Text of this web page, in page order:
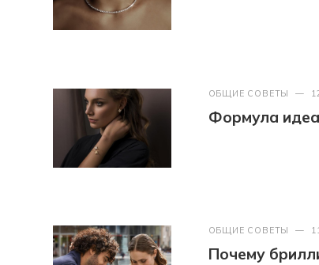
ОБЩИЕ СОВЕТЫ —
Формула
ОБЩИЕ СОВЕТЫ —
Почему